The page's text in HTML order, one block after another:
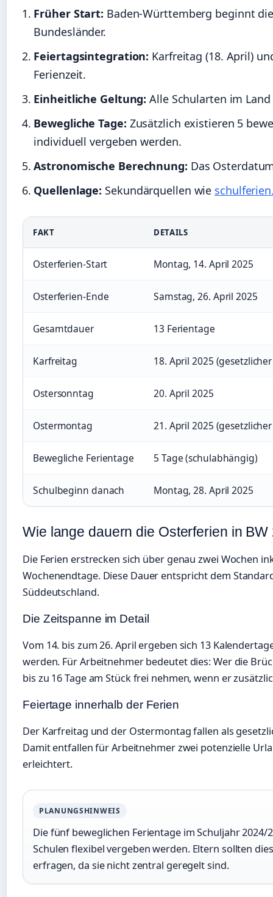
Früher Start: Baden-Württemberg beginnt
Bundesländer.
Feiertagsintegration: Karfreitag (18. April)
Ferienzeit.
Einheitliche Geltung: Alle Schularten im
Bewegliche Tage: Zusätzlich existieren 5
individuell vergeben werden.
Astronomische Berechnung: Das
Quellenlage: Sekundärquellen wie
FAKT DETAILS
Osterferien-Start Montag, 14. April 2025
Osterferien-Ende Samstag, 26. April 2025
Gesamtdauer 13 Ferientage
Karfreitag 18. April 2025
Ostersonntag 20. April 2025
Ostermontag 21. April 2025
Bewegliche Ferientage 5 Tage (schulabhängig)
Schulbeginn danach Montag, 28. April 2025
Wie lange dauern die Osterferien in BW
Die Ferien erstrecken sich über genau zwei Wochen
Wochenendtage. Diese Dauer entspricht dem
Süddeutschland.
Die Zeitspanne im Detail
Vom 14. bis zum 26. April ergeben sich 13
werden. Für Arbeitnehmer bedeutet dies: Wer die
bis zu 16 Tage am Stück frei nehmen, wenn er
Feiertage innerhalb der Ferien
Der Karfreitag und der Ostermontag fallen als
Damit entfallen für Arbeitnehmer zwei potenzielle
erleichtert.
PLANUNGSHINWEIS
Die fünf beweglichen Ferientage im Schuljahr 2024/
Schulen flexibel vergeben werden. Eltern sollten
erfragen, da sie nicht zentral geregelt sind.